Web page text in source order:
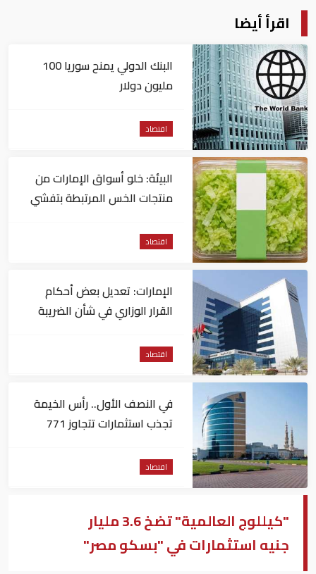
اقرأ أيضا
البنك الدولي يمنح سوريا 100
مليون دولار
اقتصاد
البيئة: خلو أسواق الإمارات من
منتجات الخس المرتبطة بتفشي
اقتصاد
الإمارات: تعديل بعض أحكام
القرار الوزاري في شأن الضريبة
اقتصاد
في النصف الأول.. رأس الخيمة
تجذب استثمارات تتجاوز 771
اقتصاد
"كيللوج العالمية" تضخ 3.6 مليار
جنيه استثمارات في "بسكو مصر"